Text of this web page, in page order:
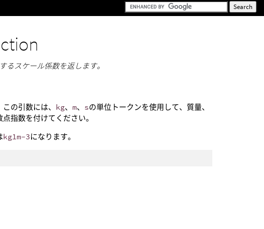
るスケール係数を返します。
の引数には、 kg、 m、 sの単位トークンを使用して、質量、
指数を付けてください。
kg1m-3になります。